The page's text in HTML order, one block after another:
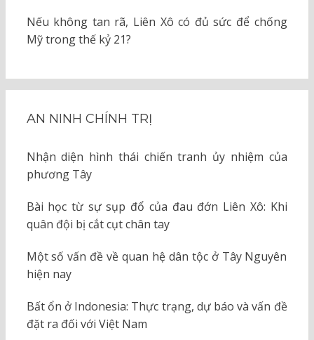
Nếu không tan rã, Liên Xô có đủ sức để chống
Mỹ trong thế kỷ 21?
AN NINH CHÍNH TRỊ
Nhận diện hình thái chiến tranh ủy nhiệm của
phương Tây
Bài học từ sự sụp đổ của đau đớn Liên Xô: Khi
quân đội bị cắt cụt chân tay
Một số vấn đề về quan hệ dân tộc ở Tây Nguyên
hiện nay
Bất ổn ở Indonesia: Thực trạng, dự báo và vấn đề
đặt ra đối với Việt Nam